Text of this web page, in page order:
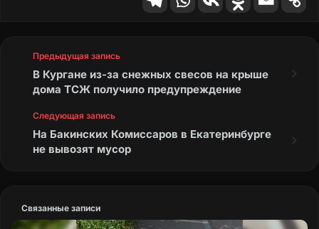
Предыдущая запись
В Кургане из-за снежных свесов на крыше
дома ТСЖ получило предупреждение
Следующая запись
На Бакинских Комиссаров в Екатеринбурге
не вывозят мусор
Связанные записи